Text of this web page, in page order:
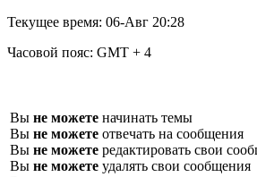
Текущее время: 06-Авг 20:28
Часовой пояс: GMT + 4
Вы не можете начинать темы
Вы не можете отвечать на сообщения
Вы не можете редактировать свои
Вы не можете удалять свои сообщения